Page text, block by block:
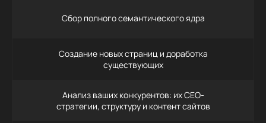
Сбор полного семантического ядра
Создание новых страниц и доработка
существующих
Анализ ваших конкурентов: их СЕО-
стратегии, структуру и контент сайтов